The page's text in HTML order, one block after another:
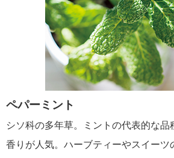
ペパーミント
シソ科の多年草。ミントの代表的な品
香りが人気。ハーブティーやスイーツ